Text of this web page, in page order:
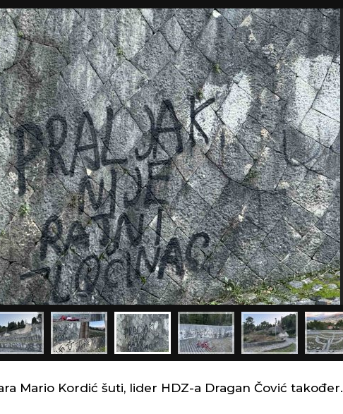
Mario Kordić šuti, lider HDZ-a Dragan Čović također.